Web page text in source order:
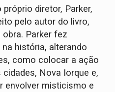
diretor, Parker,
pelo autor do livro,
Parker fez
história, alterando
como colocar a ação
Nova Iorque e,
envolver misticismo e